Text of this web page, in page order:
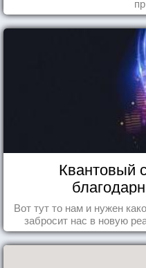
Квантовый
Вот тут то нам и нужен
забросит нас в новую